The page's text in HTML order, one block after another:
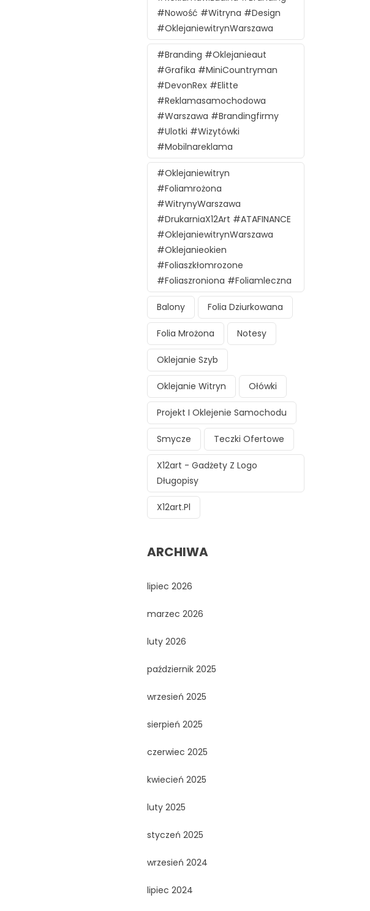
#nowość #witryna #design
#oklejaniewitrynWarszawa
#branding #oklejanieaut
#grafika #MiniCountryman
#DevonRex #Elitte
#reklamasamochodowa
#Warszawa #brandingfirmy
#ulotki #wizytówki
#mobilnareklama
#oklejaniewitryn
#foliamrożona
#witrynyWarszawa
#DrukarniaX12Art #ATAFINANCE
#oklejaniewitrynWarszawa
#oklejanieokien
#foliaszkłomrozone
#foliaszroniona #foliamleczna
Balony Folia Dziurkowana
Folia Mrożona Notesy
Oklejanie Szyb
Oklejanie Witryn Ołówki
Projekt I Oklejenie Samochodu
Smycze Teczki Ofertowe
X12art - Gadżety Z Logo
Długopisy
X12art.pl
ARCHIWA
lipiec 2026
marzec 2026
luty 2026
październik 2025
wrzesień 2025
sierpień 2025
czerwiec 2025
kwiecień 2025
luty 2025
styczeń 2025
wrzesień 2024
lipiec 2024